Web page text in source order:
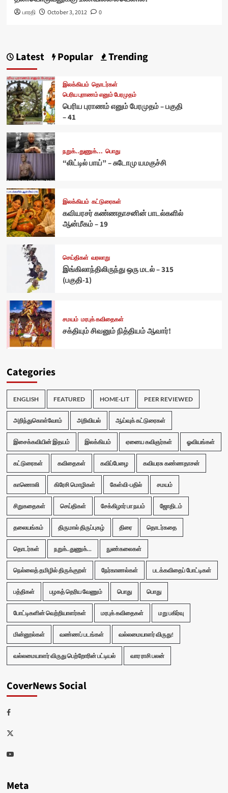
பாரதி October 3, 2012 0
Latest Popular Trending
இலக்கியம் தொடர்கள்
பெரிய புராணம் எனும் பேரமுதம்
பெரிய புராணம் எனும் பேரமுதம் – பகுதி
– 41
நறுக்..துணுக்... பொது
“லிட்டில் பாய்” – சுடோமு யமகுச்சி
இலக்கியம் கட்டுரைகள்
கவியரசர் கண்ணதாசனின் பாடல்களில்
ஆன்மீகம் – 19
செய்திகள் வரலாறு
இங்கிலாந்திலிருந்து ஒரு மடல் – 315
(பகுதி-1)
சமயம் மரபுக் கவிதைகள்
சக்தியும் சிவனும் நித்தியம் ஆவார்!
Categories
ENGLISH FEATURED HOME-LIT PEER REVIEWED
அறிந்துகொள்வோம் அறிவியல் ஆய்வுக் கட்டுரைகள்
இசைக்கவியின் இதயம் இலக்கியம் ஏனைய கவிஞர்கள் ஓவியங்கள்
கட்டுரைகள் கவிதைகள் கவிப்பேழை கவியரசு கண்ணதாசன்
காணொலி கிரேசி மொழிகள் கேள்வி-பதில் சமயம்
சிறுகதைகள் செய்திகள் சேக்கிழார் பா நயம் ஜோதிடம்
தலையங்கம் திருமால் திருப்புகழ் திரை தொடர்கதை
தொடர்கள் நறுக்..துணுக்... நுண்கலைகள்
நெல்லைத் தமிழில் திருக்குறள் நேர்காணல்கள் படக்கவிதைப் போட்டிகள்
பத்திகள் பழகத் தெரிய வேணும் பொது பொது
போட்டிகளின் வெற்றியாளர்கள் மரபுக் கவிதைகள் மறு பகிர்வு
மின்னூல்கள் வண்ணப் படங்கள் வல்லமையாளர் விருது!
வல்லமையாளர் விருது பெற்றோரின் பட்டியல் வார ராசி பலன்
CoverNews Social
Facebook
Twitter
Youtube
Meta